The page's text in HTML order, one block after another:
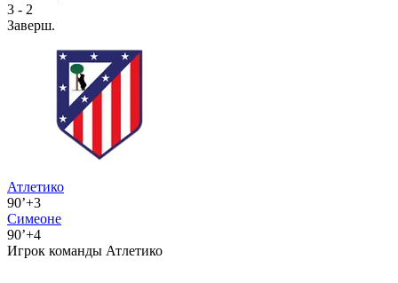
3 - 2
Заверш.
Атлетико
90’+3
Симеоне
90’+4
Игрок команды Атлетико